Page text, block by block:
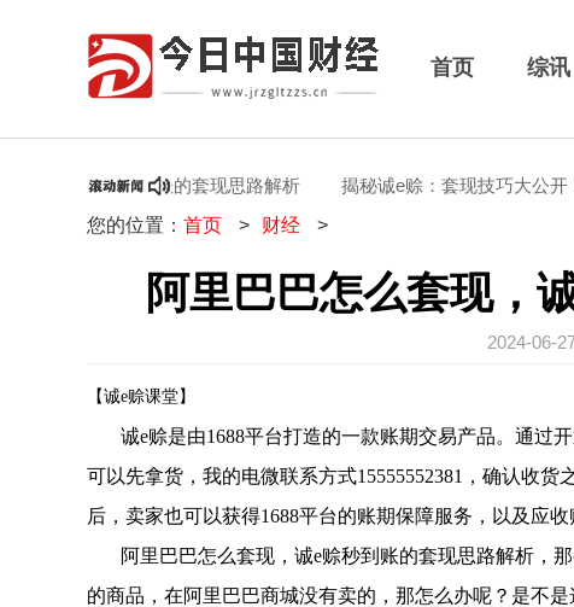
首页 综讯
，诚e赊秒到账的套现思路解析 揭秘诚e赊：套现技巧大公开！
您的位置： 首页 > 财经 >
阿里巴巴怎么套现，
2024-06-
【诚e赊课堂】
诚e赊是由1688平台打造的一款账期交易产品。通过
可以先拿货，我的电微联系方式15555552381，确认收
后，卖家也可以获得1688平台的账期保障服务，以及应收
阿里巴巴怎么套现，诚e赊秒到账的套现思路解析，
的商品，在阿里巴巴商城没有卖的，那怎么办呢？是不